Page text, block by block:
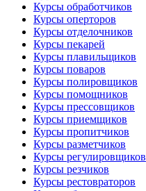
Курсы обработчиков
Курсы оперторов
Курсы отделочников
Курсы пекарей
Курсы плавильщиков
Курсы поваров
Курсы полировщиков
Курсы помощников
Курсы прессовщиков
Курсы приемщиков
Курсы пропитчиков
Курсы разметчиков
Курсы регулировщиков
Курсы резчиков
Курсы рестовраторов